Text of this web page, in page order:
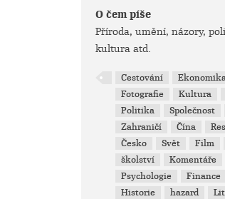
O čem píše
Příroda, umění, názory,
kultura atd.
Cestování
Fotografie
Kultura
Politika
Společnost
Zahraničí
Čína
Česko
Svět Film
školství
Komentáře
Psychologie
Finance
Historie
hazard